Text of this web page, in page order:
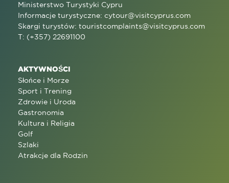
Ministerstwo Turystyki Cypru
Informacje turystyczne: cytour@visitcyprus.com
Skargi turystów: touristcomplaints@visitcyprus.com
T: (+357) 22691100
AKTYWNOŚCI
Słońce i Morze
Sport i Trening
Zdrowie i Uroda
Gastronomia
Kultura i Religia
Golf
Szlaki
Atrakcje dla Rodzin